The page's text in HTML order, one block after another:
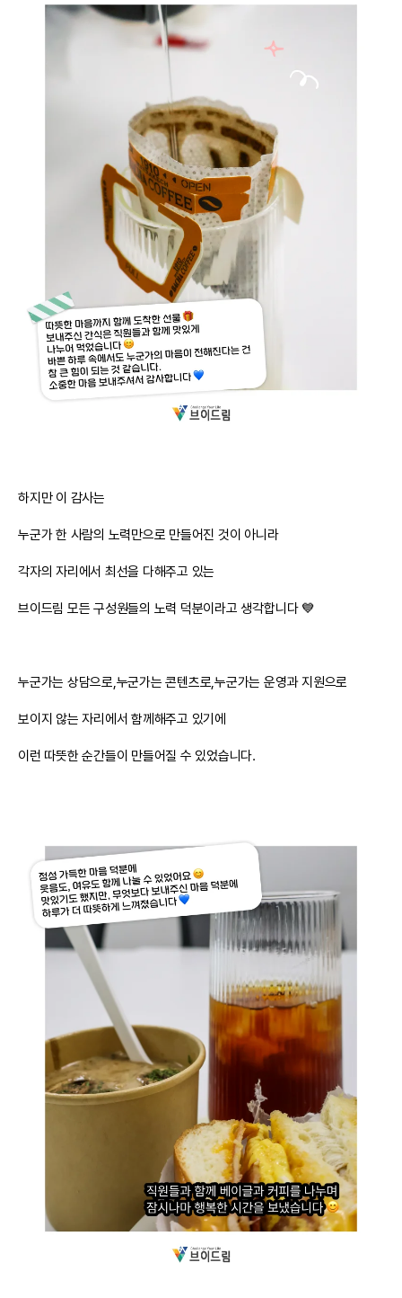
하지만 이 감사는
누군가 한 사람의 노력만으로 만들어진 것이 아니라
각자의 자리에서 최선을 다해주고 있는
브이드림 모든 구성원들의 노력 덕분이라고 생각합니다 💙
누군가는 상담으로,누군가는 콘텐츠로,누군가는 운영과 지원으로
보이지 않는 자리에서 함께해주고 있기에
이런 따뜻한 순간들이 만들어질 수 있었습니다.